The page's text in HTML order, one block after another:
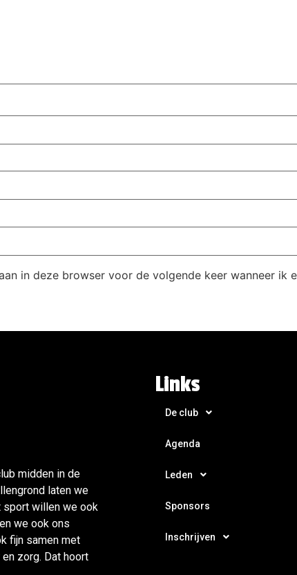
in deze browser voor de volgende keer wanneer ik
midden in de
laten we
sport willen we ook
we ook ons
fijn samen met
zorg. Dat hoort
Links
De club
Agenda
Leden
Sponsors
Inschrijven